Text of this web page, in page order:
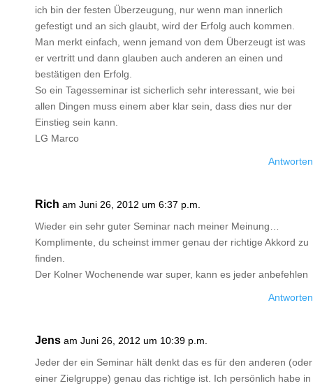
ich bin der festen Überzeugung, nur wenn man innerlich
gefestigt und an sich glaubt, wird der Erfolg auch kommen.
Man merkt einfach, wenn jemand von dem Überzeugt ist was
er vertritt und dann glauben auch anderen an einen und
bestätigen den Erfolg.
So ein Tagesseminar ist sicherlich sehr interessant, wie bei
allen Dingen muss einem aber klar sein, dass dies nur der
Einstieg sein kann.
LG Marco
Antworten
Rich am Juni 26, 2012 um 6:37 p.m.
Wieder ein sehr guter Seminar nach meiner Meinung…
Komplimente, du scheinst immer genau der richtige Akkord zu
finden.
Der Kolner Wochenende war super, kann es jeder anbefehlen
Antworten
Jens am Juni 26, 2012 um 10:39 p.m.
Jeder der ein Seminar hält denkt das es für den anderen (oder
einer Zielgruppe) genau das richtige ist. Ich persönlich habe in